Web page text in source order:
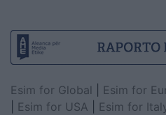
Esim for Global Esim for
Esim for USA Esim for